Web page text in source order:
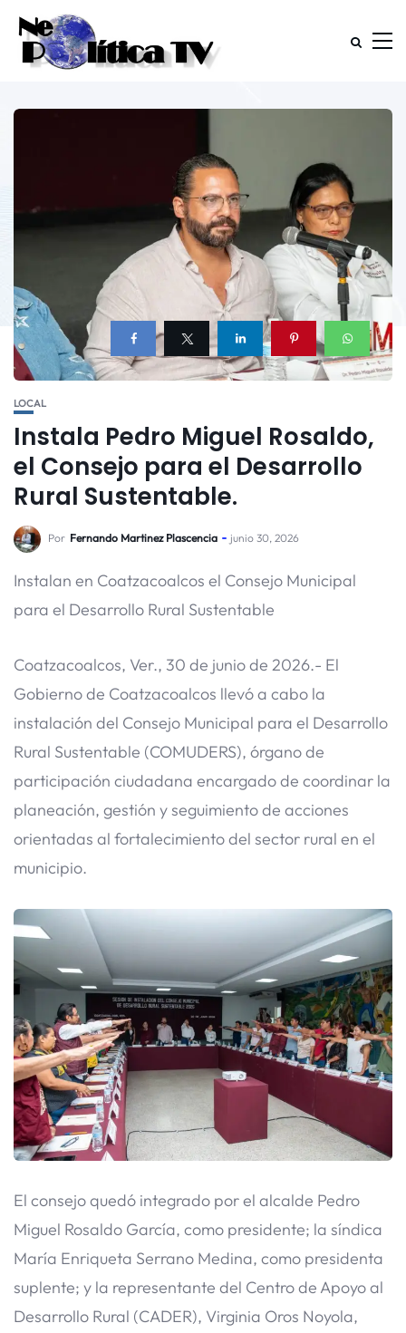
LOCAL
Instala Pedro Miguel Rosaldo,
el Consejo para el Desarrollo
Rural Sustentable.
Por Fernando Martinez Plascencia junio 30, 2026
Instalan en Coatzacoalcos el Consejo Municipal
para el Desarrollo Rural Sustentable
Coatzacoalcos, Ver., 30 de junio de 2026.- El
Gobierno de Coatzacoalcos llevó a cabo la
instalación del Consejo Municipal para el Desarrollo
Rural Sustentable (COMUDERS), órgano de
participación ciudadana encargado de coordinar la
planeación, gestión y seguimiento de acciones
orientadas al fortalecimiento del sector rural en el
municipio.
El consejo quedó integrado por el alcalde Pedro
Miguel Rosaldo García, como presidente; la síndica
María Enriqueta Serrano Medina, como presidenta
suplente; y la representante del Centro de Apoyo al
Desarrollo Rural (CADER), Virginia Oros Noyola,